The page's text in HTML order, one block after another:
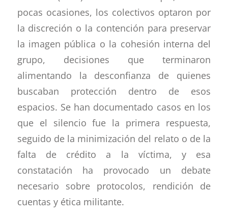
pocas ocasiones, los colectivos optaron por
la discreción o la contención para preservar
la imagen pública o la cohesión interna del
grupo, decisiones que terminaron
alimentando la desconfianza de quienes
buscaban protección dentro de esos
espacios. Se han documentado casos en los
que el silencio fue la primera respuesta,
seguido de la minimización del relato o de la
falta de crédito a la víctima, y esa
constatación ha provocado un debate
necesario sobre protocolos, rendición de
cuentas y ética militante.